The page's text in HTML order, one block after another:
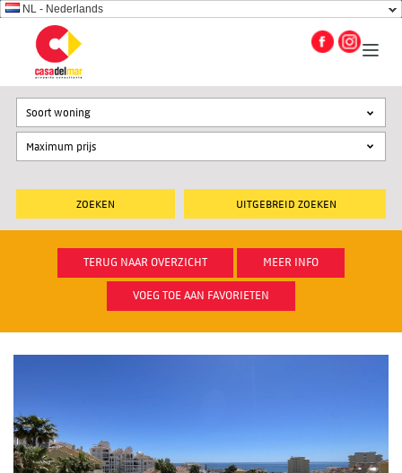
NL - Nederlands
UITGEBREID ZOEKEN
Soort woning
TERUG NAAR OVERZICHT MEER INFO
VOEG TOE AAN FAVORIETEN